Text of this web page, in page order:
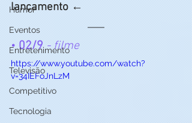
Humor
Eventos
Entretenimento
Televisão
Competitivo
Tecnologia
lançamento ←
• 02/9 - filme
https://www.youtube.com/watch?
v=34IEFoJnLzM